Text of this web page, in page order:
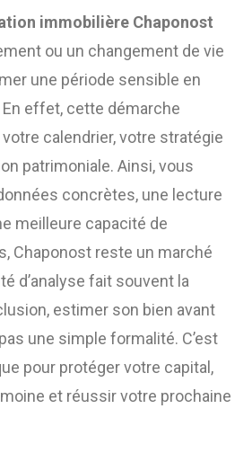
immobilière Chaponost
ou un changement de vie
une période sensible en
effet, cette démarche
calendrier, votre stratégie
patrimoniale. Ainsi, vous
concrètes, une lecture
meilleure capacité de
Chaponost reste un marché
d’analyse fait souvent la
estimer son bien avant
une simple formalité. C’est
pour protéger votre capital,
et réussir votre prochaine